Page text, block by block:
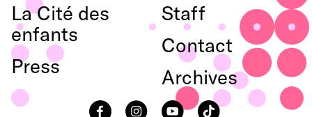
La Cité des
enfants
Press
Staff
Contact
Archives